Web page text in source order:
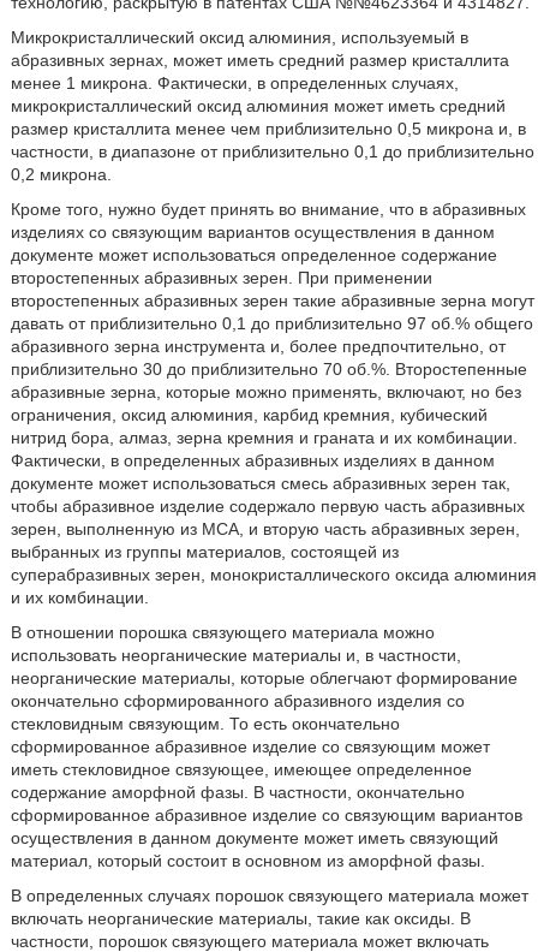
Микрокристаллический оксид алюминия, используемый в
абразивных зернах, может иметь средний размер кристаллита
менее 1 микрона. Фактически, в определенных случаях,
микрокристаллический оксид алюминия может иметь средний
размер кристаллита менее чем приблизительно 0,5 микрона и, в
частности, в диапазоне от приблизительно 0,1 до приблизительно
0,2 микрона.
Кроме того, нужно будет принять во внимание, что в абразивных
изделиях со связующим вариантов осуществления в данном
документе может использоваться определенное содержание
второстепенных абразивных зерен. При применении
второстепенных абразивных зерен такие абразивные зерна могут
давать от приблизительно 0,1 до приблизительно 97 об.% общего
абразивного зерна инструмента и, более предпочтительно, от
приблизительно 30 до приблизительно 70 об.%. Второстепенные
абразивные зерна, которые можно применять, включают, но без
ограничения, оксид алюминия, карбид кремния, кубический
нитрид бора, алмаз, зерна кремния и граната и их комбинации.
Фактически, в определенных абразивных изделиях в данном
документе может использоваться смесь абразивных зерен так,
чтобы абразивное изделие содержало первую часть абразивных
зерен, выполненную из МСА, и вторую часть абразивных зерен,
выбранных из группы материалов, состоящей из
суперабразивных зерен, монокристаллического оксида алюминия
и их комбинации.
В отношении порошка связующего материала можно
использовать неорганические материалы и, в частности,
неорганические материалы, которые облегчают формирование
окончательно сформированного абразивного изделия со
стекловидным связующим. То есть окончательно
сформированное абразивное изделие со связующим может
иметь стекловидное связующее, имеющее определенное
содержание аморфной фазы. В частности, окончательно
сформированное абразивное изделие со связующим вариантов
осуществления в данном документе может иметь связующий
материал, который состоит в основном из аморфной фазы.
В определенных случаях порошок связующего материала может
включать неорганические материалы, такие как оксиды. В
частности, порошок связующего материала может включать